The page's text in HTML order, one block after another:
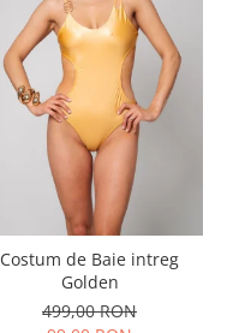
Costum de Baie intreg
Golden
499,00 RON